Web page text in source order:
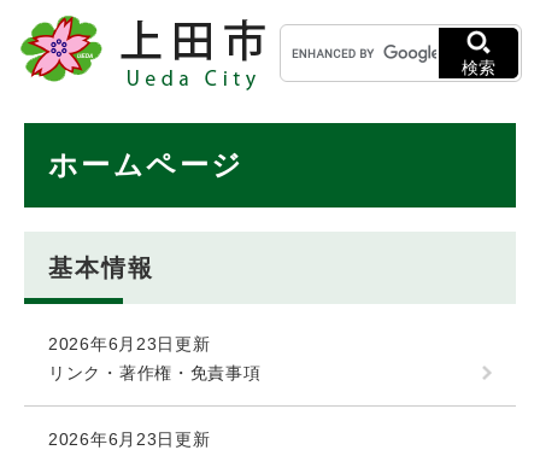
メニューを飛ばして本文へ
キ
ー
ワ
検索
ホームページ
基本情報
2026年6月23日更新
リンク・著作権・免責事項
2026年6月23日更新